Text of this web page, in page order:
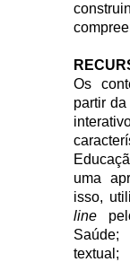
Os
partir
uma
isso,
line